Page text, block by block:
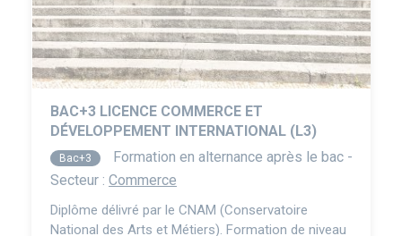
BAC+3 LICENCE COMMERCE ET
DÉVELOPPEMENT INTERNATIONAL (L3)
Bac+3
Formation en alternance après le bac -
Secteur : Commerce
Diplôme délivré par le CNAM (Conservatoire
National des Arts et Métiers). Formation de niveau